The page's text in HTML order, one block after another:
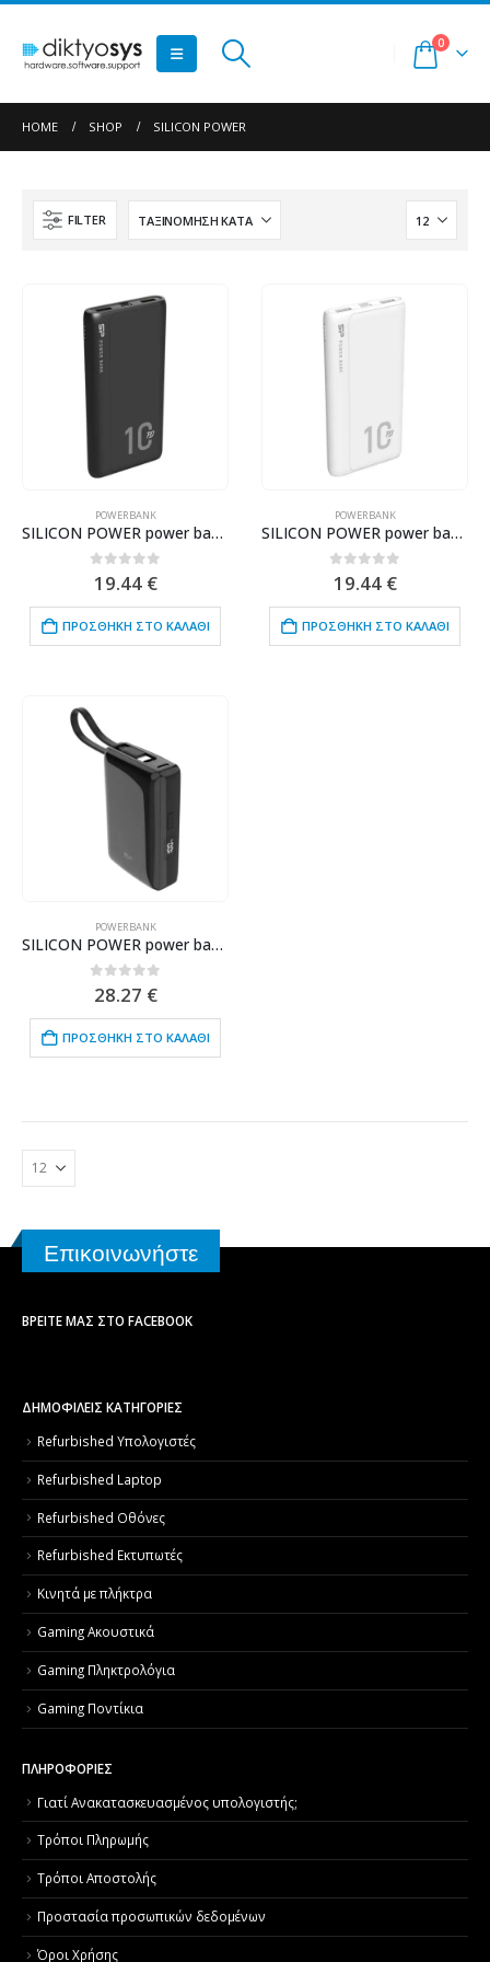
0
HOME SHOP SILICON POWER
FILTER
POWERBANK
SILICON POWER power bank QP15, 10000mAh, 2x USB & USB Type-C, 3A, μαύρο
0out of 5
19.44 €
ΠΡΟΣΘΉΚΗ ΣΤΟ ΚΑΛΆΘΙ
POWERBANK
SILICON POWER power bank QP15, 10000mAh, 2x USB & USB Type-C, 3A, λευκό
0out of 5
19.44 €
ΠΡΟΣΘΉΚΗ ΣΤΟ ΚΑΛΆΘΙ
POWERBANK
SILICON POWER power bank CP10 με καλώδιο USB-C, 2x θύρες εξόδου, 10000mAh, 20W, μαύρο
0out of 5
28.27 €
ΠΡΟΣΘΉΚΗ ΣΤΟ ΚΑΛΆΘΙ
Επικοινωνήστε
ΒΡΕΊΤΕ ΜΑΣ ΣΤΟ FACEBOOK
ΔΗΜΟΦΙΛΕΙΣ ΚΑΤΗΓΟΡΙΕΣ
Refurbished Υπολογιστές
Refurbished Laptop
Refurbished Οθόνες
Refurbished Εκτυπωτές
Κινητά με πλήκτρα
Gaming Ακουστικά
Gaming Πληκτρολόγια
Gaming Ποντίκια
ΠΛΗΡΟΦΟΡΙΕΣ
Γιατί Aνακατασκευασμένος υπολογιστής;
Τρόποι Πληρωμής
Τρόποι Αποστολής
Προστασία προσωπικών δεδομένων
Όροι Χρήσης